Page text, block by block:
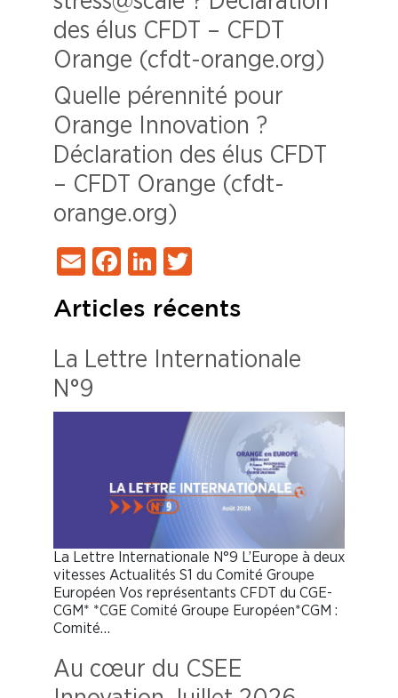
des élus CFDT – CFDT
Orange (cfdt-orange.org)
Quelle pérennité pour
Orange Innovation ?
Déclaration des élus CFDT
– CFDT Orange (cfdt-
orange.org)
EmailFacebook
LinkedIn
Articles récents
La Lettre Internationale
N°9
La Lettre Internationale N°9 L’Europe à deux
vitesses Actualités S1 du Comité Groupe
Européen Vos représentants CFDT du CGE-
CGM* *CGE Comité Groupe Européen*CGM :
Comité…
Au cœur du CSEE